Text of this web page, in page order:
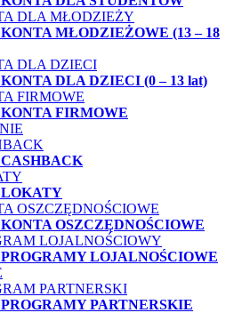
KONTA MŁODZIEŻOWE (13 – 18
KONTA DLA DZIECI (0 – 13 lat)
KONTA FIRMOWE
CASHBACK
LOKATY
KONTA OSZCZĘDNOŚCIOWE
PROGRAMY LOJALNOŚCIOWE
PROGRAMY PARTNERSKIE